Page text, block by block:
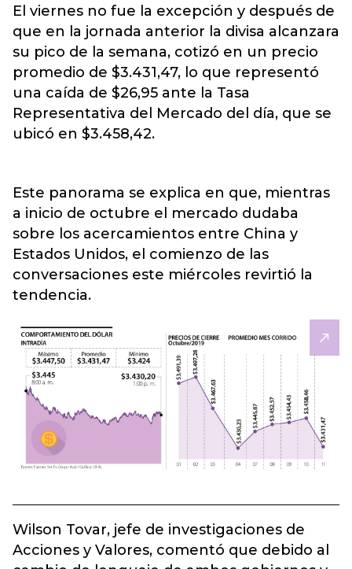
El viernes no fue la excepción y después de
que en la jornada anterior la divisa alcanzara
su pico de la semana, cotizó en un precio
promedio de $3.431,47, lo que representó
una caída de $26,95 ante la Tasa
Representativa del Mercado del día, que se
ubicó en $3.458,42.
Este panorama se explica en que, mientras
a inicio de octubre el mercado dudaba
sobre los acercamientos entre China y
Estados Unidos, el comienzo de las
conversaciones este miércoles revirtió la
tendencia.
Wilson Tovar, jefe de investigaciones de
Acciones y Valores, comentó que debido al